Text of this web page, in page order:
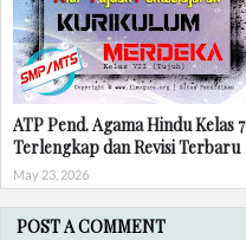
ATP Pend. Agama Hindu Kelas 7
Terlengkap dan Revisi Terbaru
May 23, 2026
POST A COMMENT